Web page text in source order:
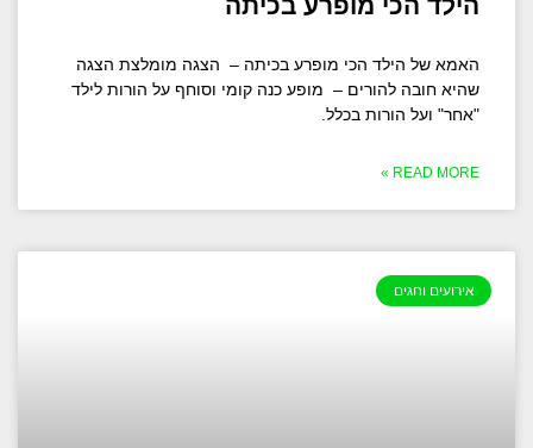
האמא של הילד הכי מופרע בכיתה – הצגה מומלצת הצגה
שהיא חובה להורים – מופע כנה קומי וסוחף על הורות לילד
"אחר" ועל הורות בכלל.
READ MORE »
אירועים וחגים